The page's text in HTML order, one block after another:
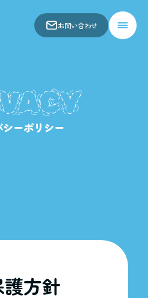
お問い合わせ
仕事内容
お知らせ
アクセス
関連事業所
シーポリシー
方針